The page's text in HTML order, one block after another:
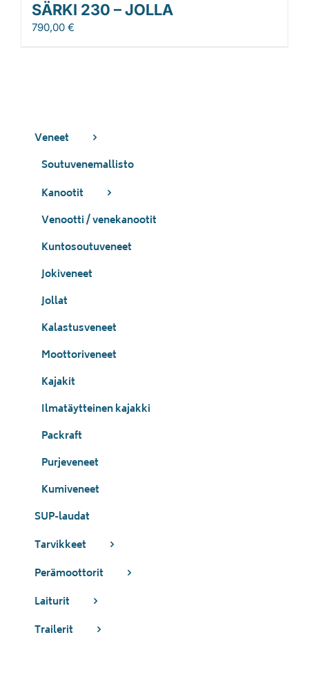
SÄRKI 230 – JOLLA
790,00 €
Veneet
Soutuvenemallisto
Kanootit
Venootti / venekanootit
Kuntosoutuveneet
Jokiveneet
Jollat
Kalastusveneet
Moottoriveneet
Kajakit
Ilmatäytteinen kajakki
Packraft
Purjeveneet
Kumiveneet
SUP-laudat
Tarvikkeet
Perämoottorit
Laiturit
Trailerit